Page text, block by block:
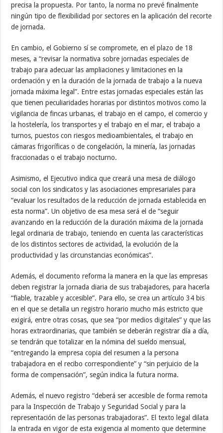
precisa la propuesta. Por tanto, la norma no prevé finalmente
ningún tipo de flexibilidad por sectores en la aplicación del recorte
de jornada.
En cambio, el Gobierno sí se compromete, en el plazo de 18
meses, a “revisar la normativa sobre jornadas especiales de
trabajo para adecuar las ampliaciones y limitaciones en la
ordenación y en la duración de la jornada de trabajo a la nueva
jornada máxima legal”. Entre estas jornadas especiales están las
que tienen peculiaridades horarias por distintos motivos como la
vigilancia de fincas urbanas, el trabajo en el campo, el comercio y
la hostelería, los transportes y el trabajo en el mar, el trabajo a
turnos, puestos con riesgos medioambientales, el trabajo en
cámaras frigoríficas o de congelación, la minería, las jornadas
fraccionadas o el trabajo nocturno.
Asimismo, el Ejecutivo indica que creará una mesa de diálogo
social con los sindicatos y las asociaciones empresariales para
“evaluar los resultados de la reducción de jornada establecida en
esta norma”. Un objetivo de esa mesa será el de “seguir
avanzando en la reducción de la duración máxima de la jornada
legal ordinaria de trabajo, teniendo en cuenta las características
de los distintos sectores de actividad, la evolución de la
productividad y las circunstancias económicas”.
Además, el documento reforma la manera en la que las empresas
deben registrar la jornada diaria de sus trabajadores, para hacerla
“fiable, trazable y accesible”. Para ello, se crea un artículo 34 bis
en el que se detalla un registro horario mucho más estricto que
exigirá, entre otras cosas, que sea “por medios digitales” y que las
horas extraordinarias, que también se deberán registrar día a día,
se tendrán que totalizar en la nómina del sueldo mensual,
“entregando la empresa copia del resumen a la persona
trabajadora en el recibo correspondiente” y “sin perjuicio de la
forma de compensación”, según indica la futura norma.
Además, el nuevo registro “deberá ser accesible de forma remota
para la Inspección de Trabajo y Seguridad Social y para la
representación de las personas trabajadoras”. El texto legal dilata
la entrada en vigor de esta exigencia al momento que determine